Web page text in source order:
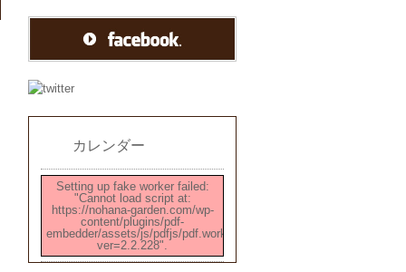
カレンダー
Setting up fake worker failed:
"Cannot load script at:
https://nohana-garden.com/wp-
content/plugins/pdf-
embedder/assets/js/pdfjs/pdf.worker.min.js?
ver=2.2.228".